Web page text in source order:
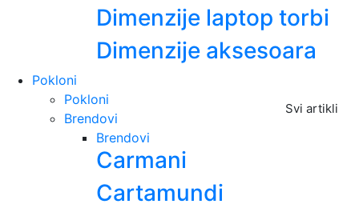
Dimenzije laptop torbi
Dimenzije aksesoara
Pokloni
Svi artikli
Pokloni
Brendovi
Brendovi
Carmani
Cartamundi